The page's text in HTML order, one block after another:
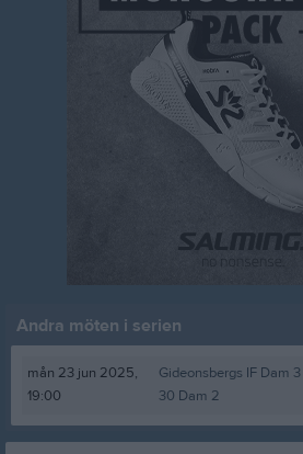
Andra möten i serien
mån 23 jun 2025,
19:00
Gideonsbergs IF Dam 3
30 Dam 2